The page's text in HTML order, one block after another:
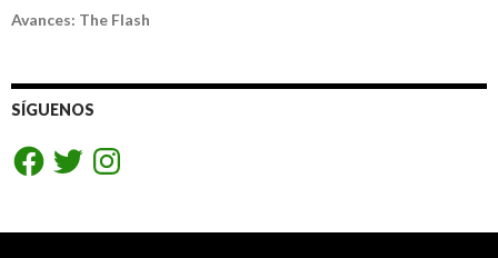
Avances: The Flash
SÍGUENOS
FacebookTwitterInstagram